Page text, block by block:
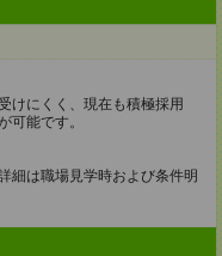
けにくく、現在も積極採用
可能です。
細は職場見学時および条件明